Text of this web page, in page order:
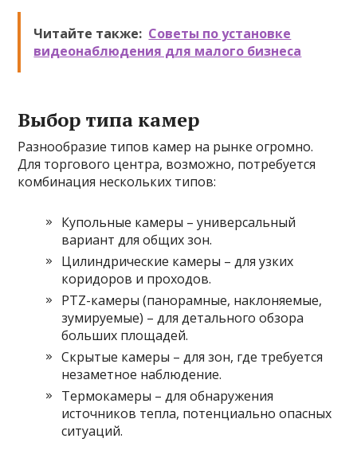
Читайте также: Советы по установке
видеонаблюдения для малого бизнеса
Выбор типа камер
Разнообразие типов камер на рынке огромно.
Для торгового центра, возможно, потребуется
комбинация нескольких типов:
Купольные камеры – универсальный
вариант для общих зон.
Цилиндрические камеры – для узких
коридоров и проходов.
PTZ-камеры (панорамные, наклоняемые,
зумируемые) – для детального обзора
больших площадей.
Скрытые камеры – для зон, где требуется
незаметное наблюдение.
Термокамеры – для обнаружения
источников тепла, потенциально опасных
ситуаций.